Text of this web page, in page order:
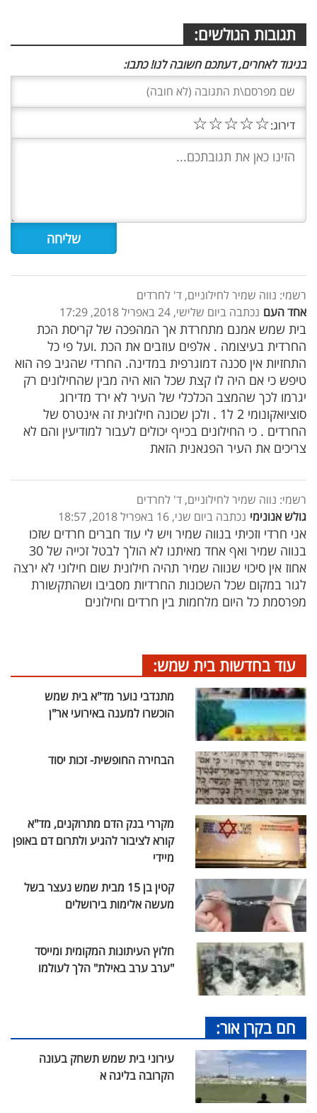
תגובות הגולשים:
בניגוד לאחרים, דעתכם חשובה לנו! כתבו:
דירוג:☆
☆
☆
☆
☆
רשמי: נווה שמיר לחילוניים, ד' לחרדים
אחד העם נכתבה ביום שלישי, 24 באפריל 2018, 17:29
בית שמש אמנם מתחרדת אך המהפכה של קריסת הכת
החרדית בעיצומה . אלפים עוזבים את הכת .ועל פי כל
התחזיות אין סכנה דמוגרפית במדינה. החרדי שהגיב פה הוא
טיפש כי אם היה לו קצת שכל הוא היה מבין שהחילונים רק
יגרמו לכך שהמצב הכלכלי של העיר לא ירד מדירוג
סוציואקונומי 2 ל1 . ולכן שכונה חילונית זה אינטרס של
החרדים . כי החילונים בכייף יכולים לעבור למודיעין והם לא
צריכים את העיר הפגאנית הזאת
רשמי: נווה שמיר לחילוניים, ד' לחרדים
גולש אנונימי נכתבה ביום שני, 16 באפריל 2018, 18:57
אני חרדי וזכיתי בנווה שמיר ויש לי עוד חברים חרדים שזכו
בנווה שמיר ואף אחד מאיתנו לא הולך לבטל זכייה של 30
אחוז אין סיכוי שנווה שמיר תהיה חילונית שום חילוני לא ירצה
לגור במקום שכל השכונות החרדיות מסביבו ושהתקשורת
מפרסמת כל היום מלחמות בין חרדים וחילונים
עוד בחדשות בית שמש:
מתנדבי נוער מד"א בית שמש
הוכשרו למענה באירועי אר"ן
הבחירה החופשית- זכות יסוד
מקררי בנק הדם מתרוקנים, מד"א
קורא לציבור להגיע ולתרום דם באופן
מיידי
קטין בן 15 מבית שמש נעצר בשל
מעשה אלימות בירושלים
חלוץ העיתונות המקומית ומייסד
"ערב ערב באילת" הלך לעולמו
חם בקרן אור:
עירוני בית שמש תשחק בעונה
הקרובה בליגה א